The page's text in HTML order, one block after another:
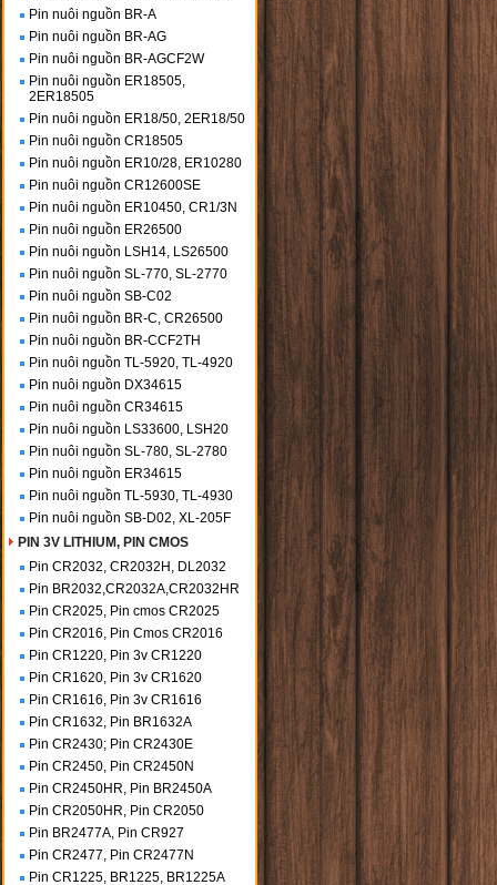
Pin nuôi nguồn BR-A
Pin nuôi nguồn BR-AG
Pin nuôi nguồn BR-AGCF2W
Pin nuôi nguồn ER18505,
2ER18505
Pin nuôi nguồn ER18/50, 2ER18/50
Pin nuôi nguồn CR18505
Pin nuôi nguồn ER10/28, ER10280
Pin nuôi nguồn CR12600SE
Pin nuôi nguồn ER10450, CR1/3N
Pin nuôi nguồn ER26500
Pin nuôi nguồn LSH14, LS26500
Pin nuôi nguồn SL-770, SL-2770
Pin nuôi nguồn SB-C02
Pin nuôi nguồn BR-C, CR26500
Pin nuôi nguồn BR-CCF2TH
Pin nuôi nguồn TL-5920, TL-4920
Pin nuôi nguồn DX34615
Pin nuôi nguồn CR34615
Pin nuôi nguồn LS33600, LSH20
Pin nuôi nguồn SL-780, SL-2780
Pin nuôi nguồn ER34615
Pin nuôi nguồn TL-5930, TL-4930
Pin nuôi nguồn SB-D02, XL-205F
PIN 3V LITHIUM, PIN CMOS
Pin CR2032, CR2032H, DL2032
Pin BR2032,CR2032A,CR2032HR
Pin CR2025, Pin cmos CR2025
Pin CR2016, Pin Cmos CR2016
Pin CR1220, Pin 3v CR1220
Pin CR1620, Pin 3v CR1620
Pin CR1616, Pin 3v CR1616
Pin CR1632, Pin BR1632A
Pin CR2430; Pin CR2430E
Pin CR2450, Pin CR2450N
Pin CR2450HR, Pin BR2450A
Pin CR2050HR, Pin CR2050
Pin BR2477A, Pin CR927
Pin CR2477, Pin CR2477N
Pin CR1225, BR1225, BR1225A